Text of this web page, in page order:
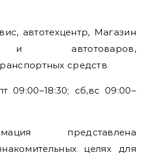
автотехцентр, Магазин
и автотоваров,
средств
09:00–18:30; сб,вс 09:00–
представлена
целях для